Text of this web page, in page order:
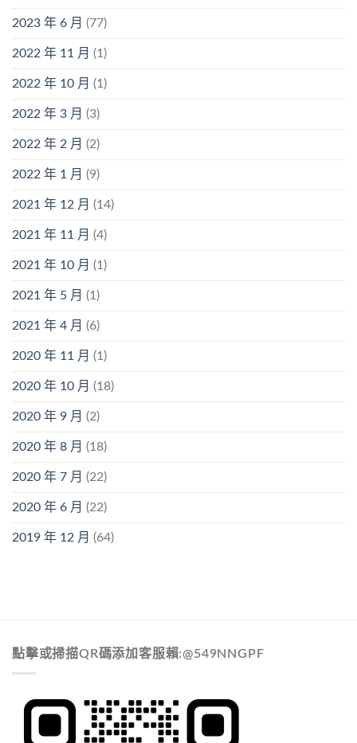
2023 年 6 月 (77)
2022 年 11 月 (1)
2022 年 10 月 (1)
2022 年 3 月 (3)
2022 年 2 月 (2)
2022 年 1 月 (9)
2021 年 12 月 (14)
2021 年 11 月 (4)
2021 年 10 月 (1)
2021 年 5 月 (1)
2021 年 4 月 (6)
2020 年 11 月 (1)
2020 年 10 月 (18)
2020 年 9 月 (2)
2020 年 8 月 (18)
2020 年 7 月 (22)
2020 年 6 月 (22)
2019 年 12 月 (64)
點擊或掃描QR碼添加客服賴:@549NNGPF